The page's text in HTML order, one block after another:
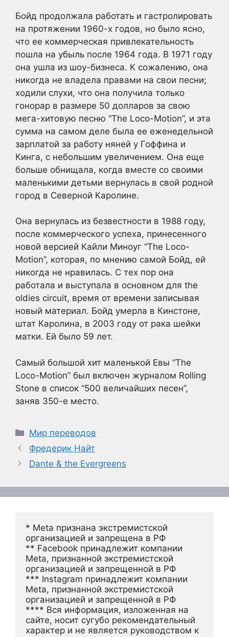
Бойд продолжала работать и гастролировать
на протяжении 1960-х годов, но было ясно,
что ее коммерческая привлекательность
пошла на убыль после 1964 года. В 1971 году
она ушла из шоу-бизнеса. К сожалению, она
никогда не владела правами на свои песни;
ходили слухи, что она получила только
гонорар в размере 50 долларов за свою
мега-хитовую песню “The Loco-Motion”, и эта
сумма на самом деле была ее еженедельной
зарплатой за работу няней у Гоффина и
Кинга, с небольшим увеличением. Она еще
больше обнищала, когда вместе со своими
маленькими детьми вернулась в свой родной
город в Северной Каролине.
Она вернулась из безвестности в 1988 году,
после коммерческого успеха, принесенного
новой версией Кайли Миноуг “The Loco-
Motion”, которая, по мнению самой Бойд, ей
никогда не нравилась. С тех пор она
работала и выступала в основном для the
oldies circuit, время от времени записывая
новый материал. Бойд умерла в Кинстоне,
штат Каролина, в 2003 году от рака шейки
матки. Ей было 59 лет.
Самый большой хит маленькой Евы “The
Loco-Motion” был включен журналом Rolling
Stone в список “500 величайших песен”,
заняв 350-е место.
Рубрики
Мир переводов
Фредерик Найт
Dante & the Evergreens
* Meta признана экстремистской
организацией и запрещена в РФ
** Facebook принадлежит компании
Meta, признанной экстремистской
организацией и запрещенной в РФ
*** Instagram принадлежит компании
Meta, признанной экстремистской
организацией и запрещенной в РФ
**** Вся информация, изложенная на
сайте, носит сугубо рекомендательный
характер и не является руководством к